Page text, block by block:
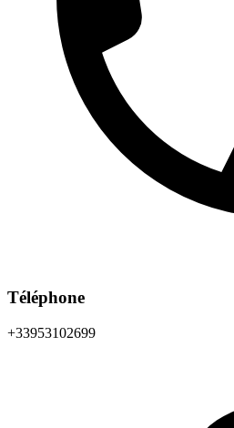
Téléphone
+33953102699